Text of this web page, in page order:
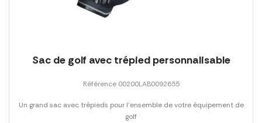
Sac de golf avec trépied personnalisable
Référence 00200LAB0092655
Un grand sac avec trépieds pour l'ensemble de votre équipement de
golf